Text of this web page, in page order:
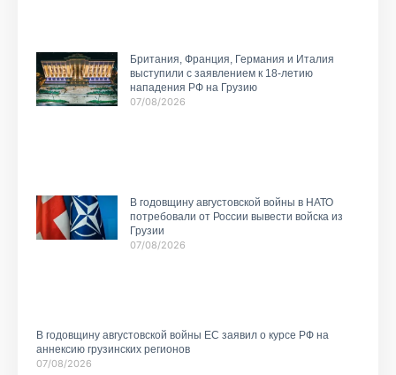
Британия, Франция, Германия и Италия
выступили с заявлением к 18-летию
нападения РФ на Грузию
07/08/2026
В годовщину августовской войны в НАТО
потребовали от России вывести войска из
Грузии
07/08/2026
В годовщину августовской войны ЕС заявил о курсе РФ на
аннексию грузинских регионов
07/08/2026